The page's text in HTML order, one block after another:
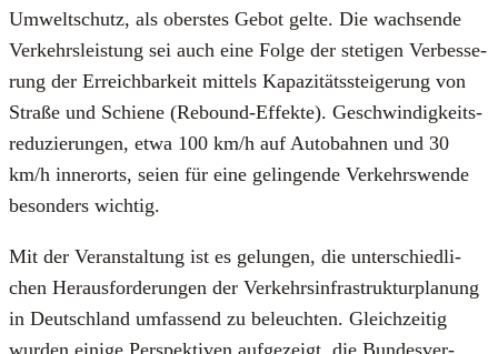
Umwelt­schutz, als obers­tes Gebot gel­te. Die wach­sen­de
Ver­kehrs­leis­tung sei auch eine Fol­ge der ste­ti­gen Ver­bes­se­
rung der Erreich­bar­keit mit­tels Kapa­zi­täts­stei­ge­rung von
Stra­ße und Schie­ne (Rebound-Effek­te). Geschwin­dig­keits­
re­du­zie­run­gen, etwa 100 km/h auf Auto­bah­nen und 30
km/h inner­orts, sei­en für eine gelin­gen­de Ver­kehrs­wen­de
beson­ders wich­tig.
Mit der Ver­an­stal­tung ist es gelun­gen, die unter­schied­li­
chen Her­aus­for­de­run­gen der Ver­kehrs­in­fra­struk­tur­pla­nung
in Deutsch­land umfas­send zu beleuch­ten. Gleich­zei­tig
wur­den eini­ge Per­spek­ti­ven auf­ge­zeigt, die Bun­des­ver­